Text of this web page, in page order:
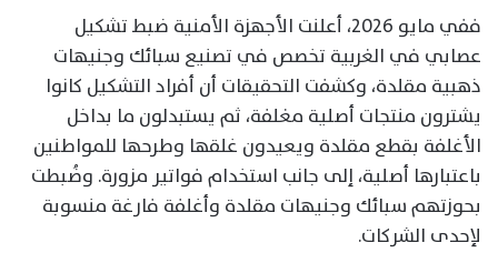
ففي مايو 2026، أعلنت الأجهزة الأمنية ضبط تشكيل
عصابي في الغربية تخصص في تصنيع سبائك وجنيهات
ذهبية مقلدة، وكشفت التحقيقات أن أفراد التشكيل كانوا
يشترون منتجات أصلية مغلفة، ثم يستبدلون ما بداخل
الأغلفة بقطع مقلدة ويعيدون غلقها وطرحها للمواطنين
باعتبارها أصلية، إلى جانب استخدام فواتير مزورة. وضُبطت
بحوزتهم سبائك وجنيهات مقلدة وأغلفة فارغة منسوبة
لإحدى الشركات.